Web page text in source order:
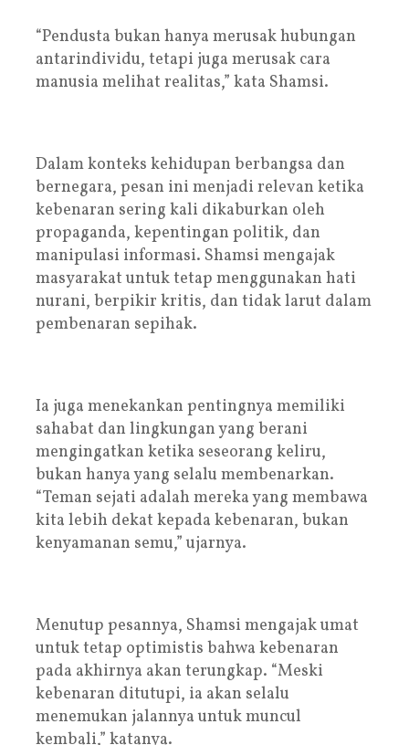
“Pendusta bukan hanya merusak hubungan
antarindividu, tetapi juga merusak cara
manusia melihat realitas,” kata Shamsi.
Dalam konteks kehidupan berbangsa dan
bernegara, pesan ini menjadi relevan ketika
kebenaran sering kali dikaburkan oleh
propaganda, kepentingan politik, dan
manipulasi informasi. Shamsi mengajak
masyarakat untuk tetap menggunakan hati
nurani, berpikir kritis, dan tidak larut dalam
pembenaran sepihak.
Ia juga menekankan pentingnya memiliki
sahabat dan lingkungan yang berani
mengingatkan ketika seseorang keliru,
bukan hanya yang selalu membenarkan.
“Teman sejati adalah mereka yang membawa
kita lebih dekat kepada kebenaran, bukan
kenyamanan semu,” ujarnya.
Menutup pesannya, Shamsi mengajak umat
untuk tetap optimistis bahwa kebenaran
pada akhirnya akan terungkap. “Meski
kebenaran ditutupi, ia akan selalu
menemukan jalannya untuk muncul
kembali,” katanya.